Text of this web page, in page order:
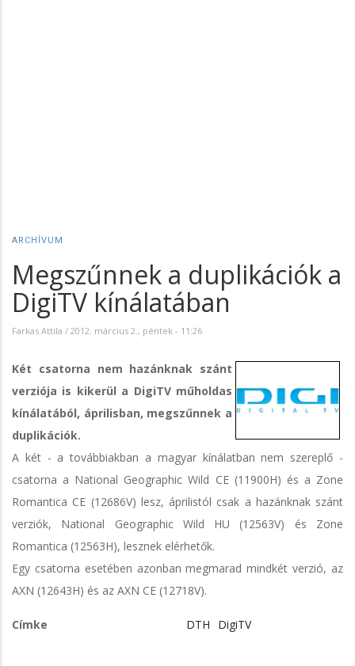
ARCHÍVUM
Megszűnnek a duplikációk a
DigiTV kínálatában
Farkas Attila / 2012. március 2., péntek - 11:26
Két csatorna nem hazánknak szánt
verziója is kikerül a DigiTV műholdas
kínálatából, áprilisban, megszűnnek a
duplikációk.
A két - a továbbiakban a magyar kínálatban nem szereplő -
csatorna a National Geographic Wild CE (11900H) és a Zone
Romantica CE (12686V) lesz, áprilistól csak a hazánknak szánt
verziók, National Geographic Wild HU (12563V) és Zone
Romantica (12563H), lesznek elérhetők.
Egy csatorna esetében azonban megmarad mindkét verzió, az
AXN (12643H) és az AXN CE (12718V).
Címke DTH DigiTV